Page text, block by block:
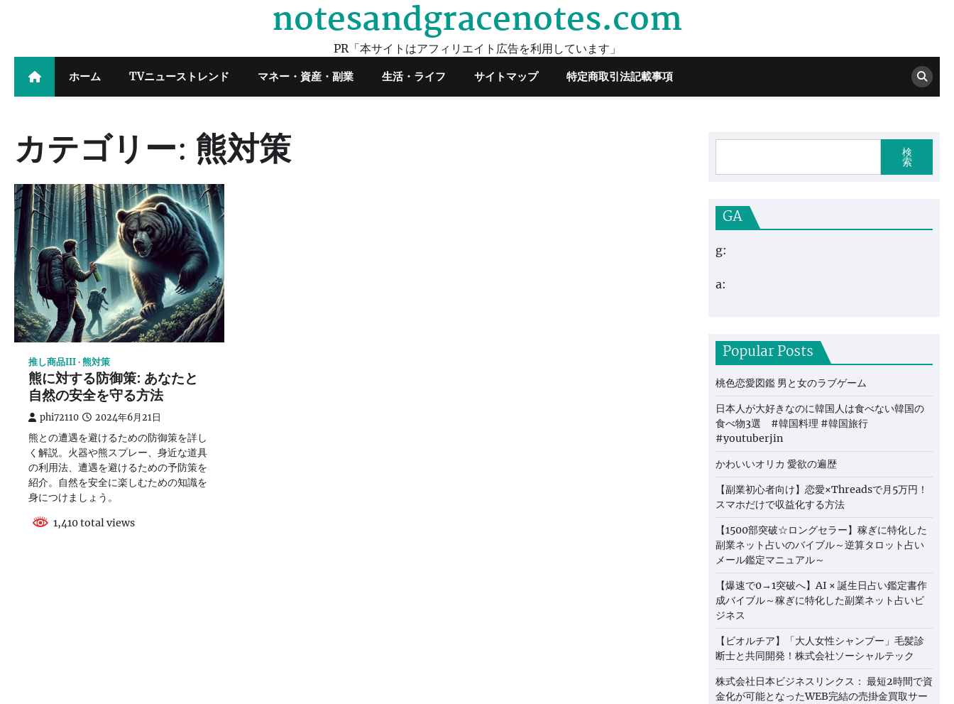
notesandgracenotes.com
PR「本サイトはアフィリエイト広告を利用しています」
ホーム TVニューストレンド マネー・資産・副業 生活・ライフ サイトマップ 特定商取引法記載事項
カテゴリー: 熊対策
推し商品III 熊対策
熊に対する防御策: あなたと
自然の安全を守る方法
phi72110 2024年6月21日
熊との遭遇を避けるための防御策を詳し
く解説。火器や熊スプレー、身近な道具
の利用法、遭遇を避けるための予防策を
紹介。自然を安全に楽しむための知識を
身につけましょう。
1,410 total views
検
索
GA
g:
a:
Popular Posts
桃色恋愛図鑑 男と女のラブゲーム
日本人が大好きなのに韓国人は食べない韓国の
食べ物3選 #韓国料理 #韓国旅行
#youtuberjin
かわいいオリカ 愛欲の遍歴
【副業初心者向け】恋愛×Threadsで月5万円！
スマホだけで収益化する方法
【1500部突破☆ロングセラー】稼ぎに特化した
副業ネット占いのバイブル～逆算タロット占い
メール鑑定マニュアル～
【爆速で0→1突破へ】AI × 誕生日占い鑑定書作
成バイブル～稼ぎに特化した副業ネット占いビ
ジネス
【ビオルチア】「大人女性シャンプー」毛髪診
断士と共同開発！株式会社ソーシャルテック
株式会社日本ビジネスリンクス： 最短2時間で資
金化が可能となったWEB完結の売掛金買取サー